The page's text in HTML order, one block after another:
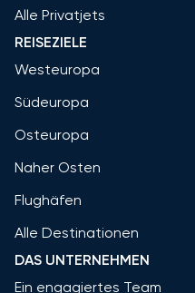
Alle Privatjets
REISEZIELE
Westeuropa
Südeuropa
Osteuropa
Naher Osten
Flughäfen
Alle Destinationen
DAS UNTERNEHMEN
Ein engagiertes Team